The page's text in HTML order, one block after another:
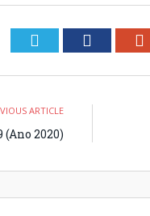
Twitter
ARTICLE
(Ano 2020)